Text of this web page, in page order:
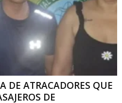
DE ATRACADORES QUE
DE